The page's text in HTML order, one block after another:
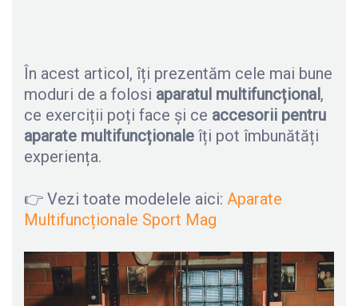
În acest articol, îți prezentăm cele mai bune
moduri de a folosi aparatul multifuncțional,
ce exerciții poți face și ce accesorii pentru
aparate multifuncționale îți pot îmbunătăți
experiența.
👉 Vezi toate modelele aici: Aparate
Multifuncționale Sport Mag